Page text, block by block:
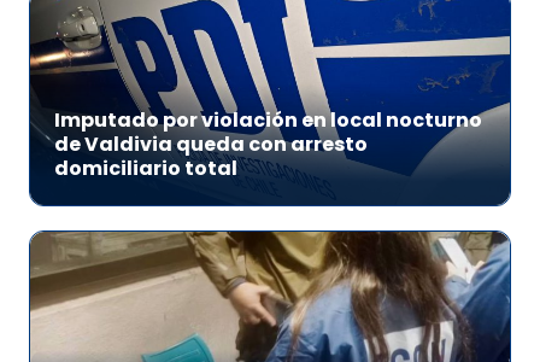
Imputado por violación en local nocturno
de Valdivia queda con arresto
domiciliario total